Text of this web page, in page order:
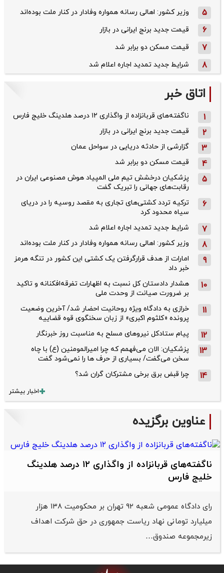
5 وزیر کشور: اهالی رسانه همواره وفادار در کنار ملت بوده‌اند
6 قیمت جدید برنج ایرانی در بازار
7 قیمت مسکن دو برابر شد
8 شرایط جدید تمدید اجاره اعلام شد
اتاق خبر
1 ناگفته‌های قربانزاده از واگذاری ۱۲ درصد هلدینگ خلیج فارس
2 قیمت جدید برنج ایرانی در بازار
3 گزارشی از حادثه دریایی در سواحل عمان
4 قیمت مسکن دو برابر شد
5
پزشکیان درخشش تیم ملی المپیاد هوش مصنوعی ایران در
رقابت‌های جهانی را تبریک گفت
6
ترکیه تردد کشتی‌های تجاری به مقصد روسیه را در دریای
سیاه محدود کرد
7 شرایط جدید تمدید اجاره اعلام شد
8 وزیر کشور: اهالی رسانه همواره وفادار در کنار ملت بوده‌اند
9
امارات از هدف قرارگرفتن یک کشتی این کشور در تنگه هرمز
خبر داد
10
هشدار دادستان کل نسبت به اظهارات تفرقه‌افکنانه و تاکید
بر ضرورت صیانت از وحدت ملی
11
خرازی به دادگاه ویژه روحانیت احضار شد/ آخرین وضعیت
پرونده «کلثوم اکبری» از زبان سخنگوی قوه قضاییه
12 پیام ستادکل نیروهای مسلح به مناسبت روز خبرنگار
13
پزشکیان: الان می‌فهمم که چرا امیرالمومنین (ع) با چاه
سخن می‌گفت/ بسیاری از حرف ها را نمی‌شود گفت
14 چرا قبض برق برخی مشترکان گران شد؟
اخبار بیشتر
عناوین برگزیده
ناگفته‌های قربانزاده از واگذاری ۱۲ درصد هلدینگ
خلیج فارس
رای دادگاه عمومی شعبه ۹۲ تهران بر محکومیت ۱۳۸ هزار
میلیارد تومانی نهاد ریاست جمهوری در حق شرکت اهداف
زیرمجموعه صندوق…